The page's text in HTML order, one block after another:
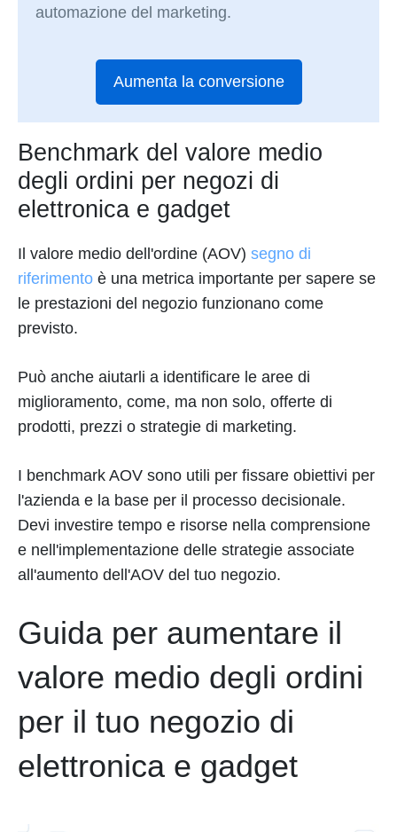
automazione del marketing.
Aumenta la conversione
Benchmark del valore medio
degli ordini per negozi di
elettronica e gadget
Il valore medio dell'ordine (AOV) segno di
riferimento è una metrica importante per sapere se
le prestazioni del negozio funzionano come
previsto.
Può anche aiutarli a identificare le aree di
miglioramento, come, ma non solo, offerte di
prodotti, prezzi o strategie di marketing.
I benchmark AOV sono utili per fissare obiettivi per
l'azienda e la base per il processo decisionale.
Devi investire tempo e risorse nella comprensione
e nell'implementazione delle strategie associate
all'aumento dell'AOV del tuo negozio.
Guida per aumentare il
valore medio degli ordini
per il tuo negozio di
elettronica e gadget